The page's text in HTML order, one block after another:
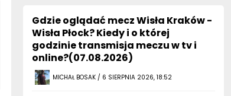
Gdzie oglądać mecz Wisła Kraków -
Wisła Płock? Kiedy i o której
godzinie transmisja meczu w tv i
online?(07.08.2026)
MICHAŁ BOSAK / 6 SIERPNIA 2026, 18:52